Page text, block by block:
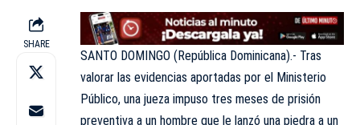
SHARE
SANTO DOMINGO (República Dominicana).- Tras
valorar las evidencias aportadas por el Ministerio
Público, una jueza impuso tres meses de prisión
preventiva a un hombre que le lanzó una piedra a un